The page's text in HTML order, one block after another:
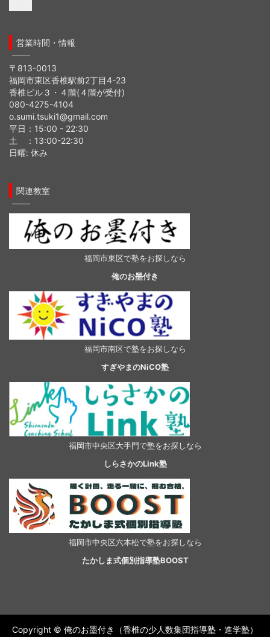
レ
ス
営業時間・情報
〒813-0013
福岡市東区香椎駅前2丁目4-23
香椎ビル３・４階(４階が受付)
080-4275-4104
o.sumi.tsuki1@gmail.com
平日：15:00 - 22:30
土 ：13:00-22:30
日曜: 休み
関連教室
福岡市東区で塾をお探しなら
俺のお墨付き
福岡市南区で塾をお探しなら
すぎやまのNiCO塾
福岡市中央区大手門で塾をお探しなら
しらさかのLink塾
福岡市中央区六本松で塾をお探しなら
たかしま式個別指導塾BOOST
Copyright © 俺のお墨付き（香椎の少人数集団指導塾・進学塾）